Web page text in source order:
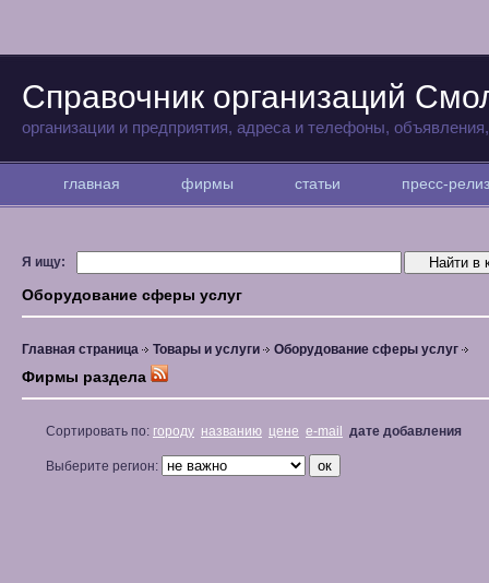
Справочник организаций
организации и предприятия, адреса и телефоны,
главная фирмы статьи пресс-
Я ищу:
Оборудование сферы услуг
Главная страница Товары и услуги Оборудование сферы услуг
Фирмы раздела
Сортировать по: городу названию цене e-mail дате добавления
Выберите регион: